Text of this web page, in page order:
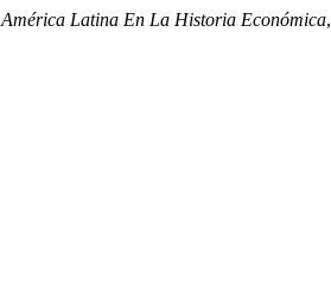
América Latina En La Historia Económica,